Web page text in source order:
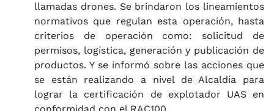
llamadas drones. Se brindaron los lineamientos
normativos que regulan esta operación, hasta
criterios de operación como: solicitud de
permisos, logística, generación y publicación de
productos. Y se informó sobre las acciones que
se están realizando a nivel de Alcaldía para
lograr la certificación de explotador UAS en